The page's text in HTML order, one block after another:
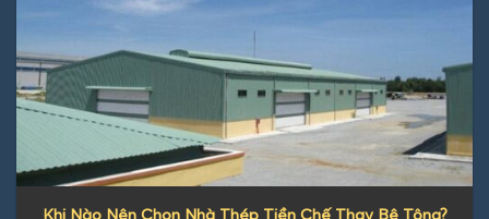
Khi Nào Nên Chọn Nhà Thép Tiền Chế Thay Bê Tông?